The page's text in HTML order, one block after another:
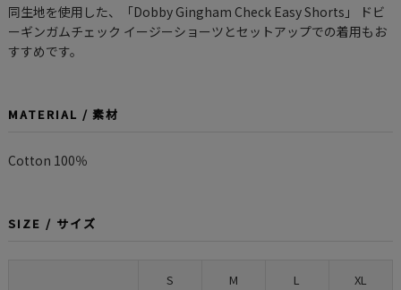
同生地を使用した、
「Dobby Gingham Check Easy Shorts」 ドビ
ーギンガムチェック イージーショーツ とセットアップでの着用もお
すすめです。
MATERIAL / 素材
Cotton 100％
SIZE / サイズ
S M L XL